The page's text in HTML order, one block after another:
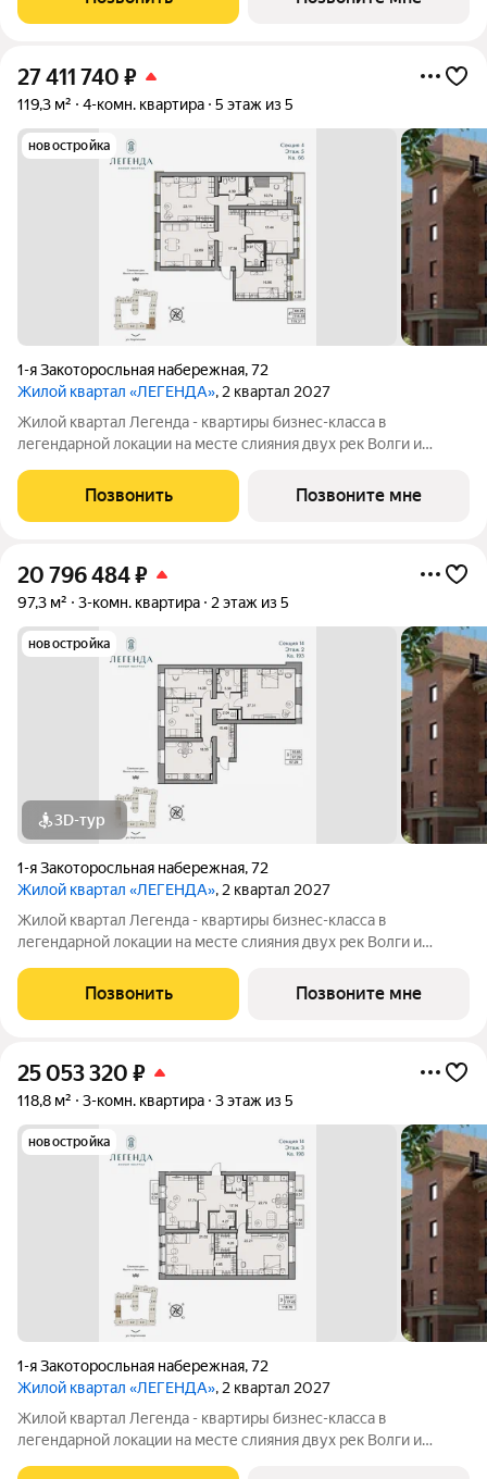
граничит с природным парком на
27 411 740 ₽
119,3 м² 4-комн. квартира 5 этаж из 5
новостройка
1-я Закоторосльная набережная,72
Жилой квартал «ЛЕГЕНДА», 2 квартал 2027
Жилой квартал Легенда - квартиры бизнес-класса в
легендарной локации на месте слияния двух рек Волги и
граничит с природным парком на
Позвонить Позвоните мне
20 796 484₽
97,3 м² 3-комн. квартира 2 этаж из 5
новостройка
3D-тур
1-я Закоторосльная набережная,72
Жилой квартал «ЛЕГЕНДА», 2 квартал 2027
Жилой квартал Легенда - квартиры бизнес-класса в
легендарной локации на месте слияния двух рек Волги и
граничит с природным парком на
Позвонить Позвоните мне
25 053 320 ₽
118,8 м² 3-комн. квартира 3 этаж из 5
новостройка
1-я Закоторосльная набережная,72
Жилой квартал «ЛЕГЕНДА», 2 квартал 2027
Жилой квартал Легенда - квартиры бизнес-класса в
легендарной локации на месте слияния двух рек Волги и